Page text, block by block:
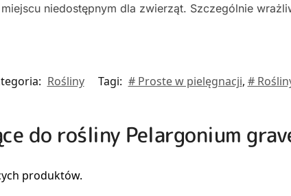
niedostępnym dla zwierząt. Szczególnie
Rośliny Tagi: # Proste w pielęgnacji, #
do rośliny Pelargonium